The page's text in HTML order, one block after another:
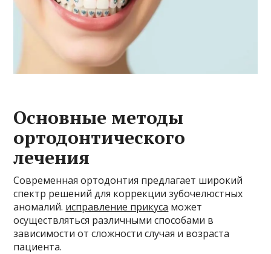
Основные методы
ортодонтического
лечения
Современная ортодонтия предлагает широкий
спектр решений для коррекции зубочелюстных
аномалий. исправление прикуса может
осуществляться различными способами в
зависимости от сложности случая и возраста
пациента.